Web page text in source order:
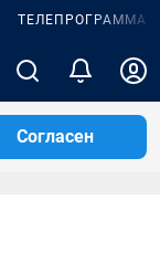
ТЕЛЕПРОГРАММА
Согласен